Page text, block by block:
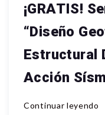
¡GRATIS!
“Diseño
Estructural
Acción
Continuar leyendo